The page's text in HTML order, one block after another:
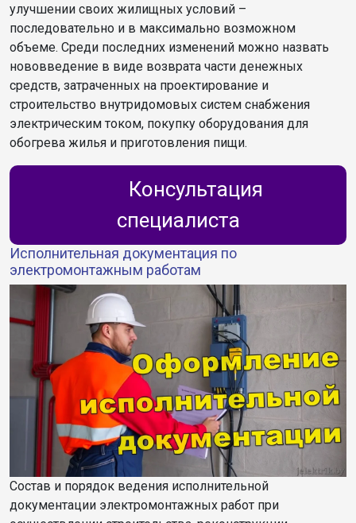
улучшении своих жилищных условий –
последовательно и в максимально возможном
объеме. Среди последних изменений можно назвать
нововведение в виде возврата части денежных
средств, затраченных на проектирование и
строительство внутридомовых систем снабжения
электрическим током, покупку оборудования для
обогрева жилья и приготовления пищи.
Консультация
специалиста
Исполнительная документация по
электромонтажным работам
Состав и порядок ведения исполнительной
документации электромонтажных работ при